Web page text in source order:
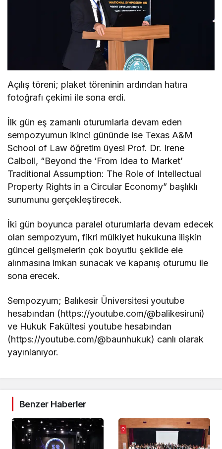
Açılış töreni; plaket töreninin ardından hatıra
fotoğrafı çekimi ile sona erdi.
İlk gün eş zamanlı oturumlarla devam eden
sempozyumun ikinci gününde ise Texas A&M
School of Law öğretim üyesi Prof. Dr. Irene
Calboli, “Beyond the ‘From Idea to Market’
Traditional Assumption: The Role of Intellectual
Property Rights in a Circular Economy” başlıklı
sunumunu gerçekleştirecek.
İki gün boyunca paralel oturumlarla devam edecek
olan sempozyum, fikri mülkiyet hukukuna ilişkin
güncel gelişmelerin çok boyutlu şekilde ele
alınmasına imkan sunacak ve kapanış oturumu ile
sona erecek.
Sempozyum; Balıkesir Üniversitesi youtube
hesabından (https://youtube.com/@balikesiruni)
ve Hukuk Fakültesi youtube hesabından
(https://youtube.com/@baunhukuk) canlı olarak
yayınlanıyor.
Benzer Haberler